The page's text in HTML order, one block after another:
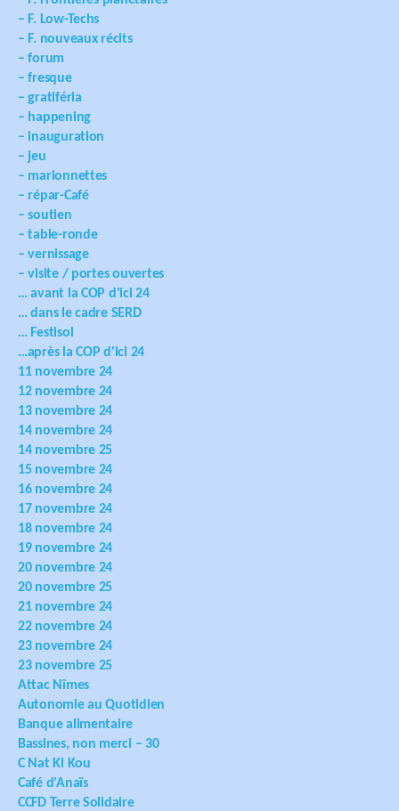
– F. Low-Techs
– F. nouveaux récits
– forum
– fresque
– gratiféria
– happening
– inauguration
– jeu
– marionnettes
– répar-Café
– soutien
– table-ronde
– vernissage
– visite / portes ouvertes
… avant la COP d'ici 24
… dans le cadre SERD
… Festisol
…après la COP d'ici 24
11 novembre 24
12 novembre 24
13 novembre 24
14 novembre 24
14 novembre 25
15 novembre 24
16 novembre 24
17 novembre 24
18 novembre 24
19 novembre 24
20 novembre 24
20 novembre 25
21 novembre 24
22 novembre 24
23 novembre 24
23 novembre 25
Attac Nîmes
Autonomie au Quotidien
Banque alimentaire
Bassines, non merci – 30
C Nat Ki Kou
Café d'Anaïs
CCFD Terre Solidaire